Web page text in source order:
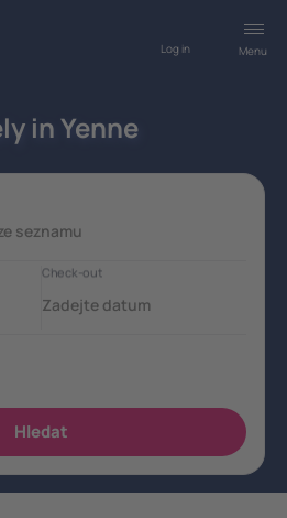
Menu
Log in
in Yenne